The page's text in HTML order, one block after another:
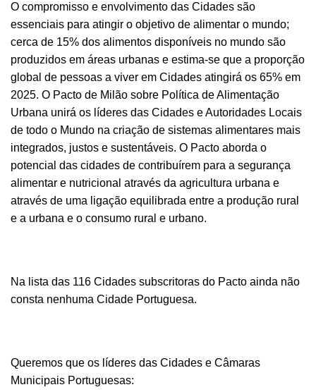
O compromisso e envolvimento das Cidades são
essenciais para atingir o objetivo de alimentar o mundo;
cerca de 15% dos alimentos disponíveis no mundo são
produzidos em áreas urbanas e estima-se que a proporção
global de pessoas a viver em Cidades atingirá os 65% em
2025. O Pacto de Milão sobre Política de Alimentação
Urbana unirá os líderes das Cidades e Autoridades Locais
de todo o Mundo na criação de sistemas alimentares mais
integrados, justos e sustentáveis. O Pacto aborda o
potencial das cidades de contribuírem para a segurança
alimentar e nutricional através da agricultura urbana e
através de uma ligação equilibrada entre a produção rural
e a urbana e o consumo rural e urbano.
Na lista das 116 Cidades subscritoras do Pacto ainda não
consta nenhuma Cidade Portuguesa.
Queremos que os líderes das Cidades e Câmaras
Municipais Portuguesas: